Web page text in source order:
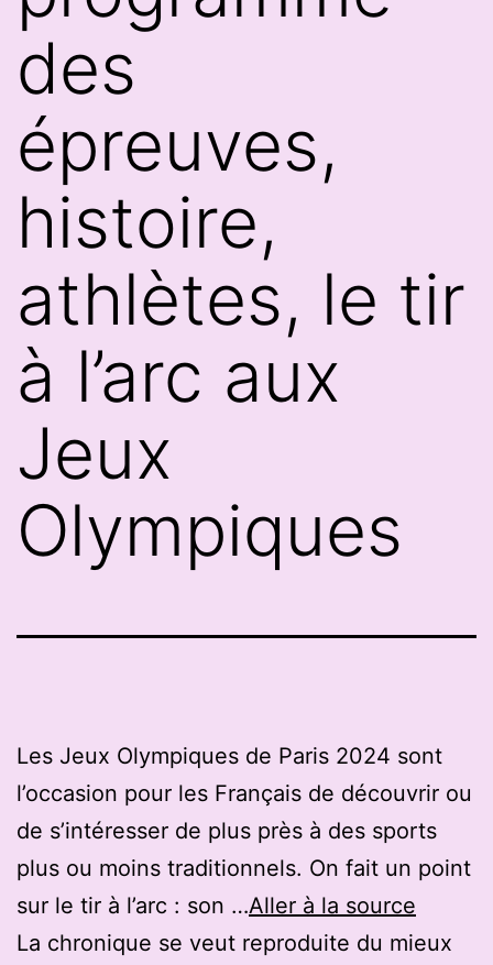
des
épreuves,
histoire,
athlètes, le tir
à l’arc aux
Jeux
Olympiques
Les Jeux Olympiques de Paris 2024 sont
l’occasion pour les Français de découvrir ou
de s’intéresser de plus près à des sports
plus ou moins traditionnels. On fait un point
sur le tir à l’arc : son …Aller à la source
La chronique se veut reproduite du mieux